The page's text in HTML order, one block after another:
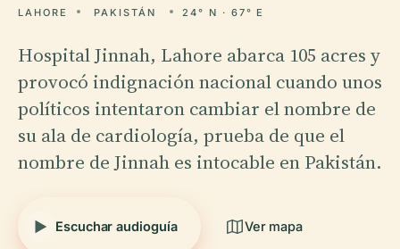
LAHORE PAKISTÁN 24° N · 67° E
Hospital Jinnah, Lahore abarca 105 acres y
provocó indignación nacional cuando unos
políticos intentaron cambiar el nombre de
su ala de cardiología, prueba de que el
nombre de Jinnah es intocable en Pakistán.
Escuchar audioguía Ver mapa